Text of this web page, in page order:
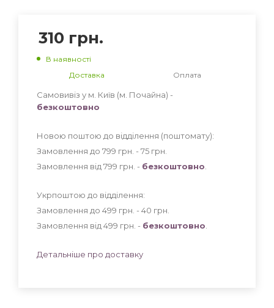
310 грн.
В наявності
Доставка
Оплата
Самовивіз у м. Київ (м. Почайна) -
безкоштовно
Новою поштою до відділення (поштомату):
Замовлення до 799 грн. - 75 грн
Замовлення від 799 грн. - безкоштовно
Укрпоштою до відділення:
Замовлення до 499 грн. - 40 грн
Замовлення від 499 грн. - безкоштовно
Детальніше про доставку